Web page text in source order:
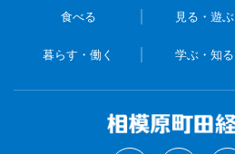
食べる 見る・遊ぶ
暮らす・働く 学ぶ・知る